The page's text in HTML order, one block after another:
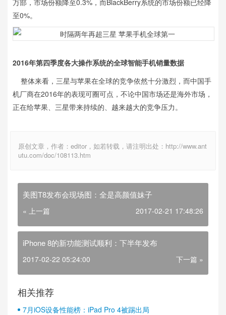
万部，市场份额降至0.3%，而BlackBerry系统的市场份额已经降
至0%。
2016年第四季度各大操作系统的全球智能手机销量数据
整体来看，三星与苹果在全球的竞争依然十分激烈，而中国手
机厂商在2016年的表现可圈可点，不论中国市场还是海外市场，
正在给苹果、三星带来持续的、越来越大的竞争压力。
原创文章，作者：editor，如若转载，请注明出处：http://www.ant
utu.com/doc/108113.htm
美图T8发布会现场图：全是高颜值妹子
« 上一篇 2017-02-21 17:48:26
iPhone 8的新功能测试顺利：下半年发布
2017-02-22 05:24:00 下一篇 »
相关推荐
7月iOS设备性能榜：iPad Pro 4被踢出局